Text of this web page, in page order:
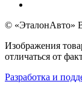
© «ЭталонАвто»
Изображения
отличаться от
Разработка и